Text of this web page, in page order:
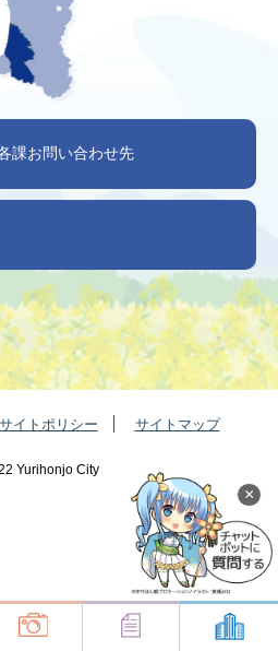
×
課お問い合わせ先
サイトポリシー サイトマップ
Yurihonjo City